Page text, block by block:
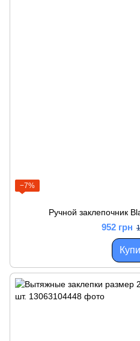
−7%
Ручной заклепочник
952 грн